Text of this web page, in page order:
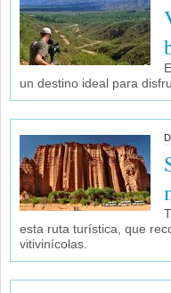
un destino ideal para
esta ruta turística, que
vitivinícolas.